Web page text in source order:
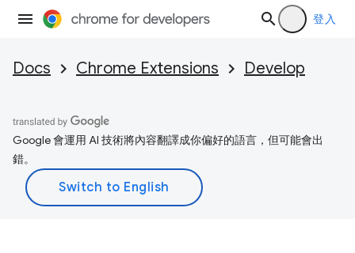
登入
Docs Chrome Extensions Develop
Google 會運用 AI 技術將內容翻譯成你偏好的語言，但可能會出
錯。